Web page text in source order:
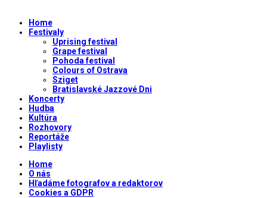
Home
Festivaly
Uprising festival
Grape festival
Pohoda festival
Colours of Ostrava
Sziget
Bratislavské Jazzové Dni
Koncerty
Hudba
Kultúra
Rozhovory
Reportáže
Playlisty
Home
O nás
Hľadáme fotografov a redaktorov
Cookies a GDPR